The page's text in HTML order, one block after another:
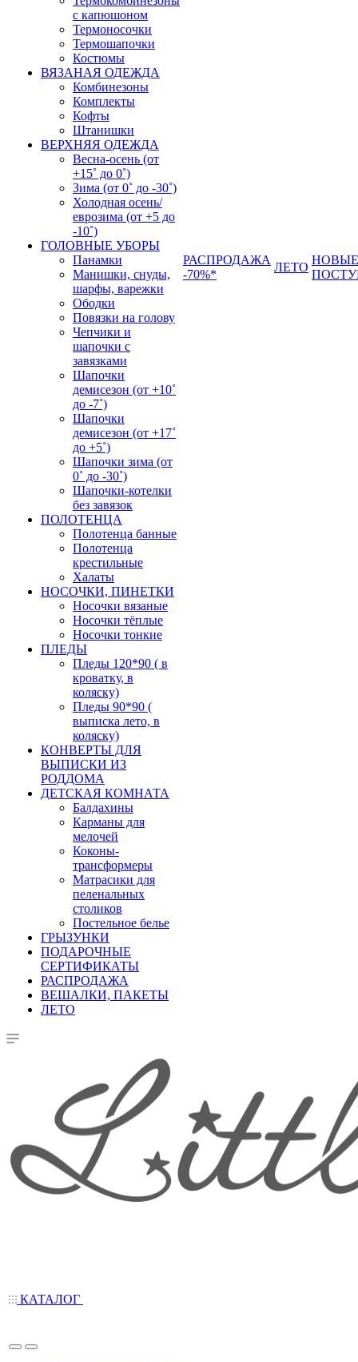
с капюшоном
Термоносочки
Термошапочки
Костюмы
ВЯЗАНАЯ ОДЕЖДА
Комбинезоны
Комплекты
Кофты
Штанишки
ВЕРХНЯЯ ОДЕЖДА
Весна-осень (от
+15˚ до 0˚)
Зима (от 0˚ до -30˚)
Холодная осень/
еврозима (от +5 до
-10˚)
ГОЛОВНЫЕ УБОРЫ
Панамки
Манишки, снуды,
шарфы, варежки
Ободки
Повязки на голову
Чепчики и
шапочки с
завязками
Шапочки
демисезон (от +10˚
до -7˚)
Шапочки
демисезон (от +17˚
до +5˚)
Шапочки зима (от
0˚ до -30˚)
Шапочки-котелки
без завязок
ПОЛОТЕНЦА
Полотенца банные
Полотенца
крестильные
Халаты
НОСОЧКИ, ПИНЕТКИ
Носочки вязаные
Носочки тёплые
Носочки тонкие
ПЛЕДЫ
Пледы 120*90 ( в
кроватку, в
коляску)
Пледы 90*90 (
выписка лето, в
коляску)
КОНВЕРТЫ ДЛЯ
ВЫПИСКИ ИЗ
РОДДОМА
ДЕТСКАЯ КОМНАТА
Балдахины
Карманы для
мелочей
Коконы-
трансформеры
Матрасики для
пеленальных
столиков
Постельное белье
ГРЫЗУНКИ
ПОДАРОЧНЫЕ
СЕРТИФИКАТЫ
РАСПРОДАЖА
ВЕШАЛКИ, ПАКЕТЫ
ЛЕТО
РАСПРОДАЖА
-70%*
ЛЕТО
НОВЫЕ
КАТАЛОГ